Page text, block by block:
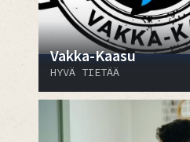
Vakka-Kaasu
HYVÄ TIETÄÄ